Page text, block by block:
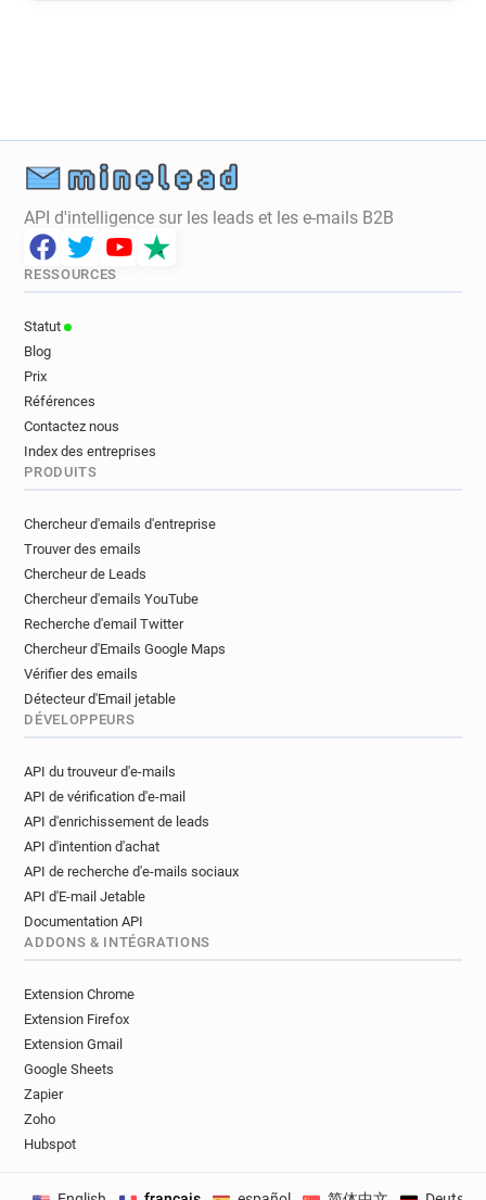
API d'intelligence sur les leads et les e-mails B2B
RESSOURCES
Statut
Blog
Prix
Références
Contactez nous
Index des entreprises
PRODUITS
Chercheur d'emails d'entreprise
Trouver des emails
Chercheur de Leads
Chercheur d'emails YouTube
Recherche d'email Twitter
Chercheur d'Emails Google Maps
Vérifier des emails
Détecteur d'Email jetable
DÉVELOPPEURS
API du trouveur d'e-mails
API de vérification d'e-mail
API d'enrichissement de leads
API d'intention d'achat
API de recherche d'e-mails sociaux
API d'E-mail Jetable
Documentation API
ADDONS & INTÉGRATIONS
Extension Chrome
Extension Firefox
Extension Gmail
Google Sheets
Zapier
Zoho
Hubspot